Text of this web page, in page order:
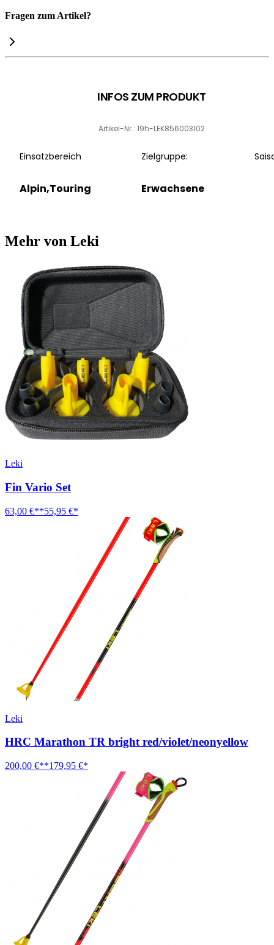
Fragen zum Artikel?
INFOS ZUM PRODUKT
Artikel-Nr.: 19h-LEK856003102
Einsatzbereich
Alpin,Touring
Zielgruppe:
Erwachsene
Mehr von Leki
Leki
Fin Vario Set
63,00 €**55,95 €*
Leki
HRC Marathon TR bright red/violet/neonyellow
200,00 €**179,95 €*